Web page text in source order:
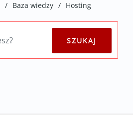
/ Baza wiedzy / Hosting